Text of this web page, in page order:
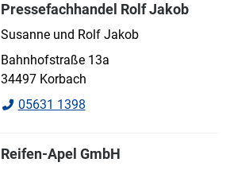
Pressefachhandel Rolf Jakob
Susanne und Rolf Jakob
Bahnhofstraße 13a
34497 Korbach
05631 1398
Reifen-Apel GmbH